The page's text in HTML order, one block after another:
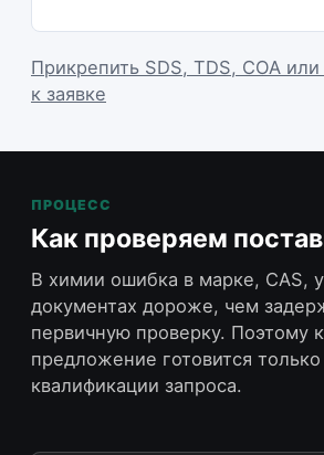
Прикрепить SDS, TDS, COA
к заявке
ПРОЦЕСС
Как проверяем
В химии ошибка в марке, CAS,
документах дороже, чем
первичную проверку. Поэтому
предложение готовится
квалификации запроса.